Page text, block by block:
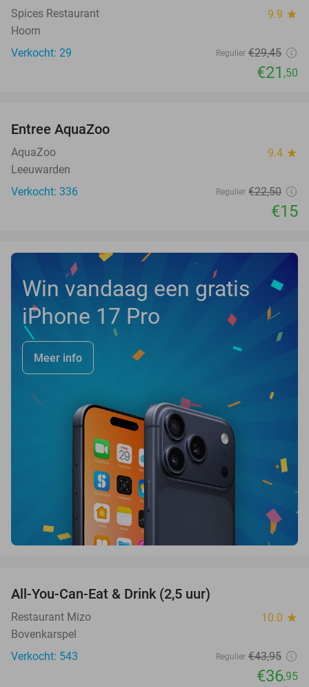
Spices Restaurant 9.9 star
Hoorn
Verkocht: 29
Regulier €29,45
€21 ,50
TODAY
Entree AquaZoo
AquaZoo 9.4 star
Leeuwarden
Verkocht: 336
Regulier €22,50
€15
Win vandaag een gratis
iPhone 17 Pro
Meer info
All-You-Can-Eat & Drink (2,5 uur)
Restaurant Mizo 10.0 star
Bovenkarspel
Verkocht: 543
Regulier €43,95
€36,95